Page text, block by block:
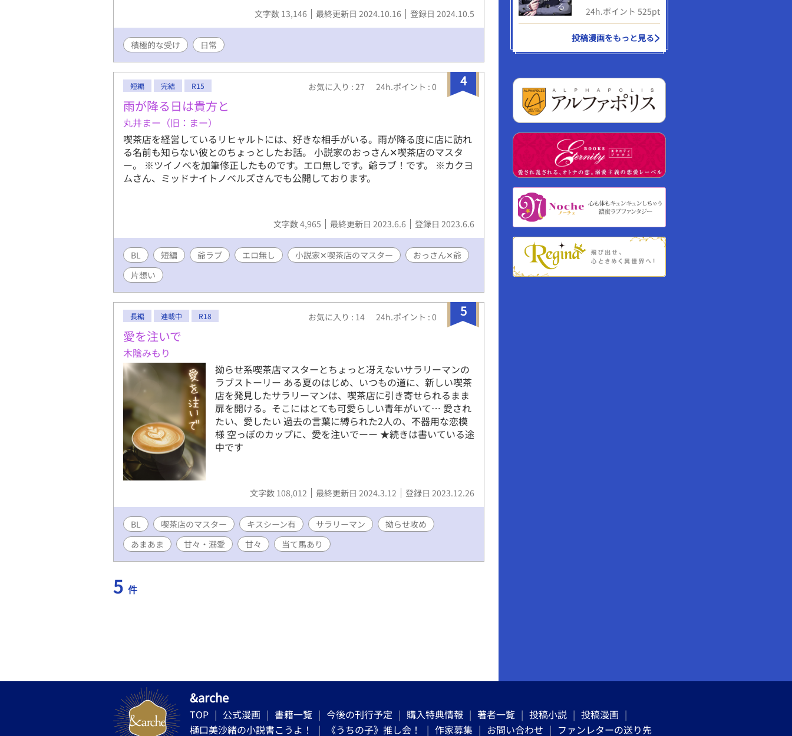
文字数 13,146 最終更新日 2024.10.16 登録日 2024.10.5
積極的な受け 日常
4
短編 完結 R15 お気に入り : 27 24h.ポイント : 0
雨が降る日は貴方と
丸井まー（旧：まー）
喫茶店を経営しているリヒャルトには、好きな相手がいる。雨が降る度に店に訪れ
る名前も知らない彼とのちょっとしたお話。 小説家のおっさん✕喫茶店のマスタ
ー。 ※ツイノベを加筆修正したものです。エロ無しです。爺ラブ！です。 ※カクヨ
ムさん、ミッドナイトノベルズさんでも公開しております。
文字数 4,965 最終更新日 2023.6.6 登録日 2023.6.6
BL 短編 爺ラブ エロ無し 小説家✕喫茶店のマスター
おっさん✕爺
片想い
5
長編 連載中 R18 お気に入り : 14 24h.ポイント : 0
愛を注いで
木陰みもり
拗らせ系喫茶店マスターとちょっと冴えないサラリーマンの
ラブストーリー ある夏のはじめ、いつもの道に、新しい喫茶
店を発見したサラリーマンは、喫茶店に引き寄せられるまま
扉を開ける。そこにはとても可愛らしい青年がいて… 愛され
たい、愛したい 過去の言葉に縛られた2人の、不器用な恋模
様 空っぽのカップに、愛を注いでーー ★続きは書いている途
中です
文字数 108,012 最終更新日 2024.3.12 登録日 2023.12.26
BL 喫茶店のマスター キスシーン有 サラリーマン
拗らせ攻め
あまあま
甘々・溺愛 甘々 当て馬あり
5 件
24h.ポイント 525pt
投稿漫画をもっと見る
&arche
TOP 公式漫画 書籍一覧 今後の刊行予定 購入特典情報 著者一覧 投稿小説
投稿漫画
樋口美沙緒の小説書こうよ！
《うちの子》推し会！ 作家募集 お問い合わせ ファンレターの送り先